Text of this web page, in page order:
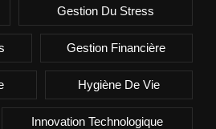
Gestion Du Stress
Gestion Financière
Hygiène De Vie
Innovation Technologique